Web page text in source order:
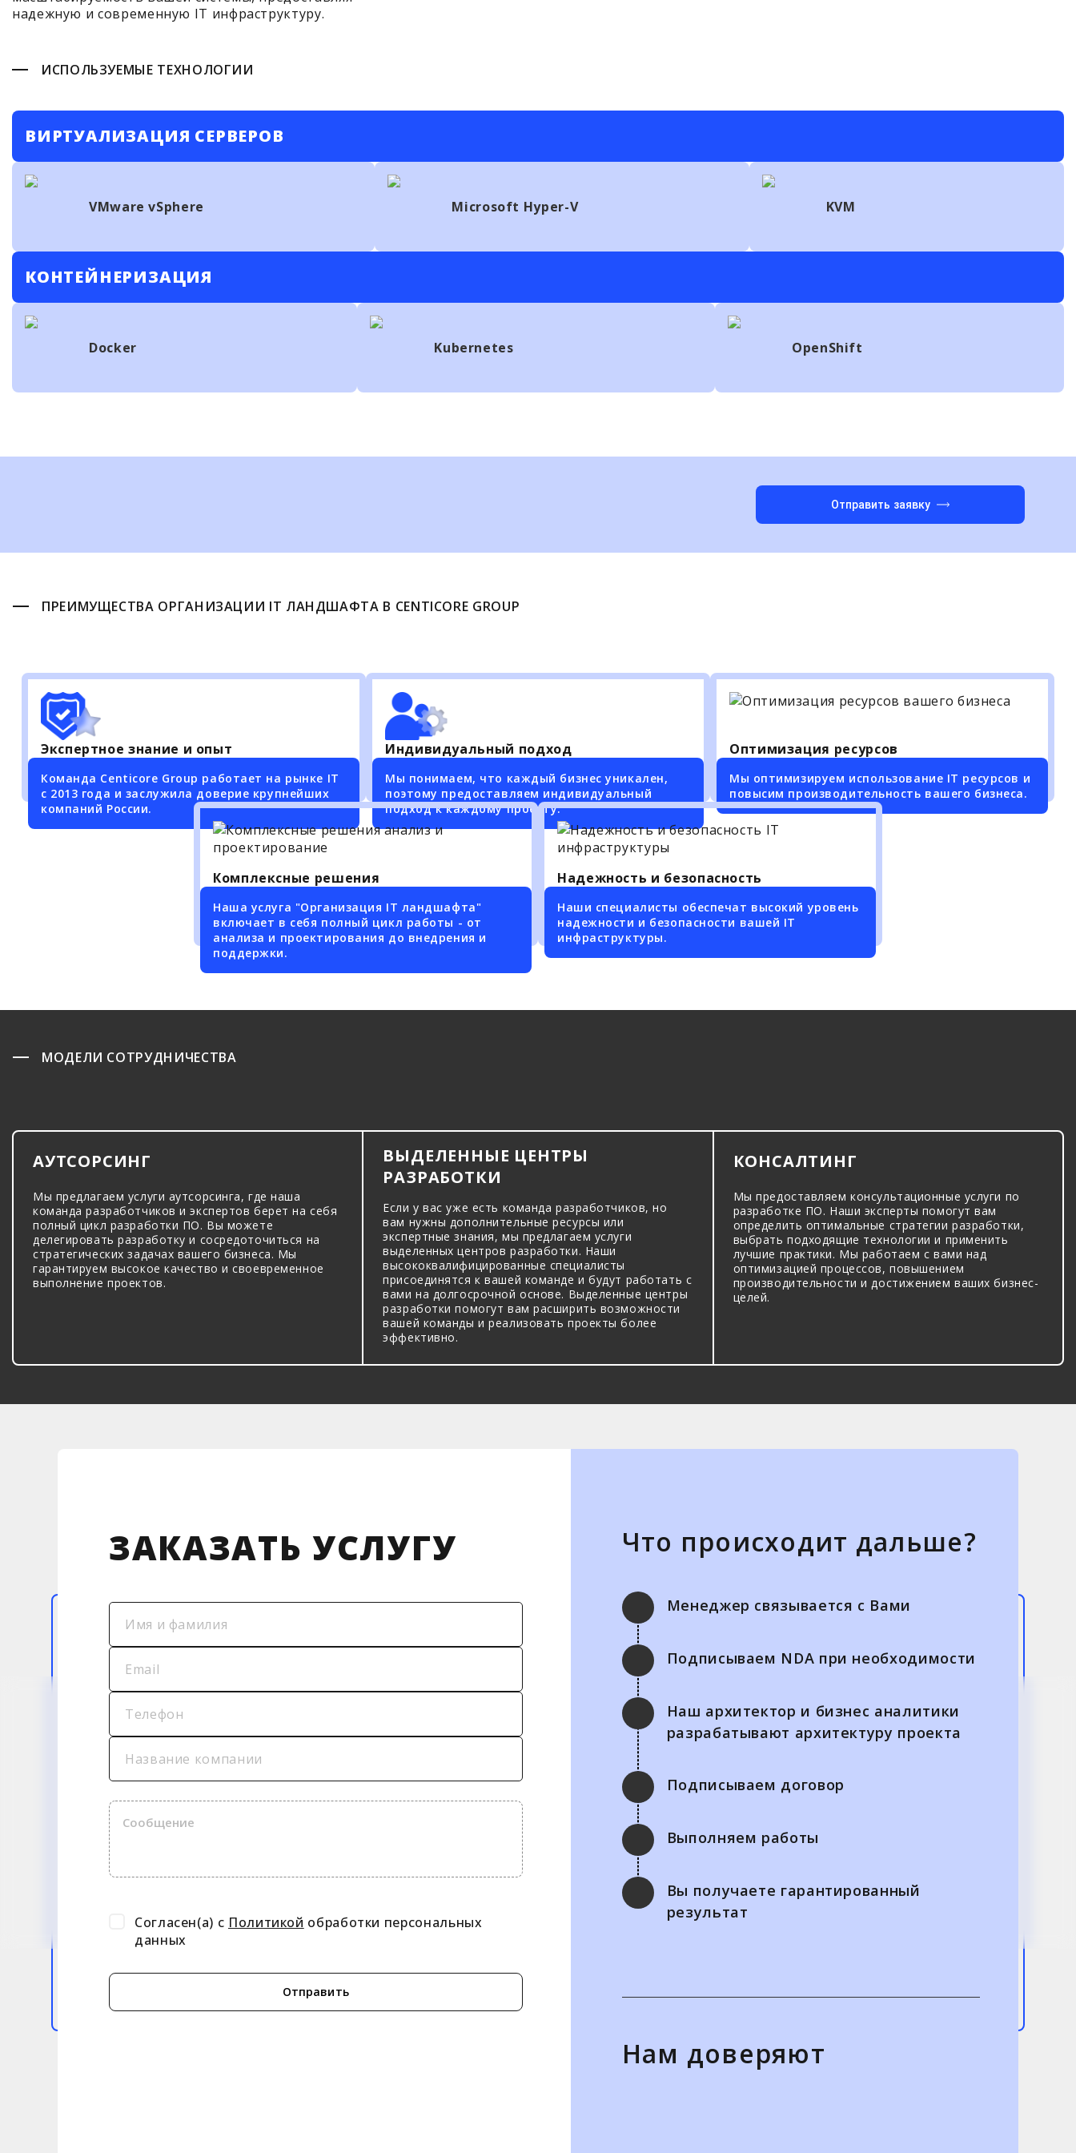
надежную и современную IT инфраструктуру.
ИСПОЛЬЗУЕМЫЕ ТЕХНОЛОГИИ
ВИРТУАЛИЗАЦИЯ СЕРВЕРОВ
VMware vSphere Microsoft Hyper-V KVM
КОНТЕЙНЕРИЗАЦИЯ
Docker Kubernetes OpenShift
Отправить заявку
ПРЕИМУЩЕСТВА ОРГАНИЗАЦИИ IT ЛАНДШАФТА В CENTICORE GROUP
Экспертное знание и опыт
Команда Centicore Group работает на рынке IT
c 2013 года и заслужила доверие крупнейших
компаний России.
Индивидуальный подход
Мы понимаем, что каждый бизнес уникален,
поэтому предоставляем индивидуальный
подход к каждому проекту.
Оптимизация ресурсов
Мы оптимизируем использование IT ресурсов и
повысим производительность вашего бизнеса.
Комплексные решения
Наша услуга "Организация IT ландшафта"
включает в себя полный цикл работы - от
анализа и проектирования до внедрения и
поддержки.
Надежность и безопасность
Наши специалисты обеспечат высокий уровень
надежности и безопасности вашей IT
инфраструктуры.
МОДЕЛИ СОТРУДНИЧЕСТВА
АУТСОРСИНГ
Мы предлагаем услуги аутсорсинга, где наша
команда разработчиков и экспертов берет на себя
полный цикл разработки ПО. Вы можете
делегировать разработку и сосредоточиться на
стратегических задачах вашего бизнеса. Мы
гарантируем высокое качество и своевременное
выполнение проектов.
ВЫДЕЛЕННЫЕ ЦЕНТРЫ
РАЗРАБОТКИ
Если у вас уже есть команда разработчиков, но
вам нужны дополнительные ресурсы или
экспертные знания, мы предлагаем услуги
выделенных центров разработки. Наши
высококвалифицированные специалисты
присоединятся к вашей команде и будут работать с
вами на долгосрочной основе. Выделенные центры
разработки помогут вам расширить возможности
вашей команды и реализовать проекты более
эффективно.
КОНСАЛТИНГ
Мы предоставляем консультационные услуги по
разработке ПО. Наши эксперты помогут вам
определить оптимальные стратегии разработки,
выбрать подходящие технологии и применить
лучшие практики. Мы работаем с вами над
оптимизацией процессов, повышением
производительности и достижением ваших бизнес-
целей.
ЗАКАЗАТЬ УСЛУГУ
Имя и фамилия
Email
Телефон
Название компании
Согласен(а) с Политикой обработки персональных
данных
Отправить
Что происходит дальше?
Менеджер связывается с Вами
Подписываем NDA при необходимости
Наш архитектор и бизнес аналитики
разрабатывают архитектуру проекта
Подписываем договор
Выполняем работы
Вы получаете гарантированный
результат
Нам доверяют